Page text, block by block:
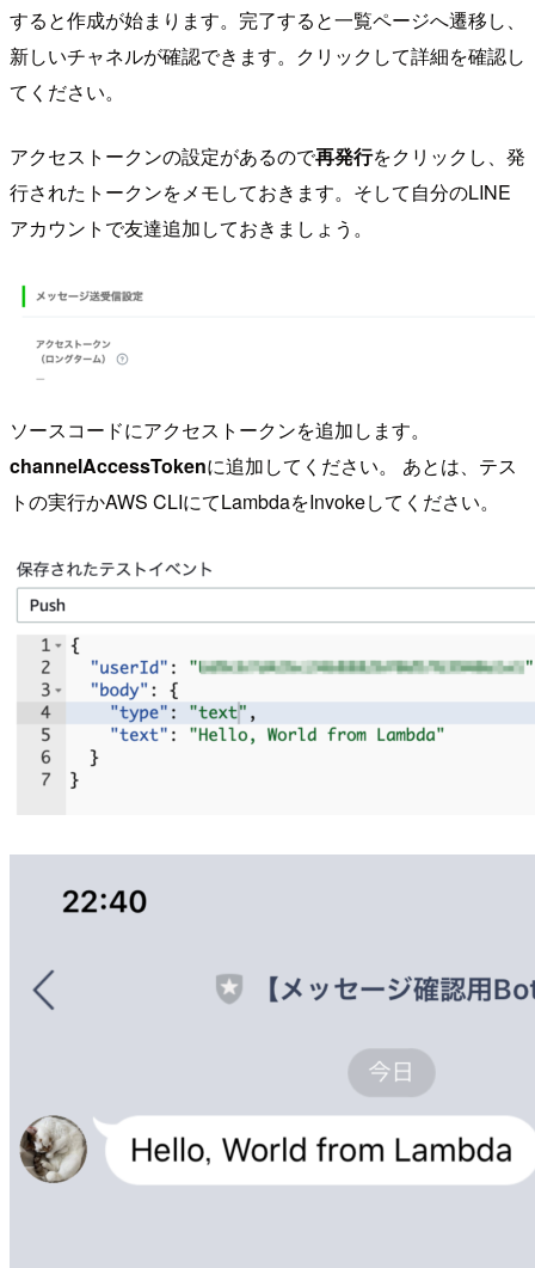
すると作成が始まります。完了すると一覧ページへ遷移し、
新しいチャネルが確認できます。クリックして詳細を確認し
てください。
アクセストークンの設定があるので再発行をクリックし、発
行されたトークンをメモしておきます。そして自分のLINE
アカウントで友達追加しておきましょう。
ソースコードにアクセストークンを追加します。
channelAccessTokenに追加してください。 あとは、テス
トの実行かAWS CLIにてLambdaをInvokeしてください。